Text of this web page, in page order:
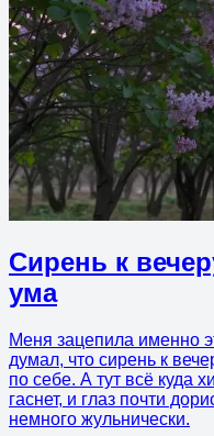
Сирень к
ума
Меня зацепила именно
думал, что сирень к
по себе. А тут всё куда
гаснет, и глаз почти
немного жульнически.